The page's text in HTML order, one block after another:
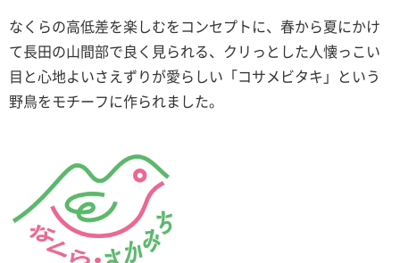
なくらの高低差を楽しむをコンセプトに、春から夏にかけ
て長田の山間部で良く見られる、クリっとした人懐っこい
目と心地よいさえずりが愛らしい「コサメビタキ」という
野鳥をモチーフに作られました。